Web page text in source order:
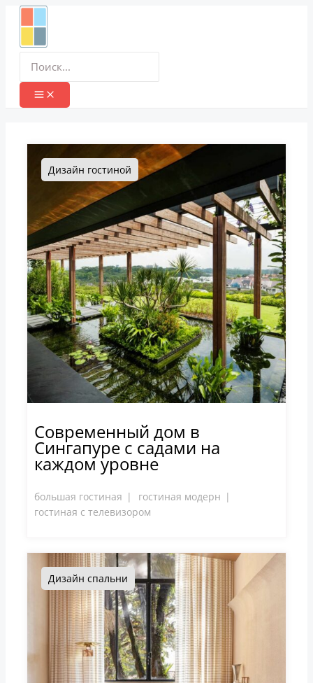
Перейти
Дизайн гостиной
Современный дом в
Сингапуре с садами на
каждом уровне
большая гостиная
гостиная модерн
гостиная с телевизором
Дизайн спальни